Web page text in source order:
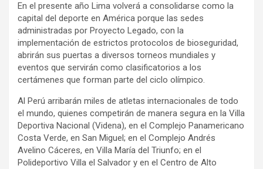
En el presente año Lima volverá a consolidarse como la
capital del deporte en América porque las sedes
administradas por Proyecto Legado, con la
implementación de estrictos protocolos de bioseguridad,
abrirán sus puertas a diversos torneos mundiales y
eventos que servirán como clasificatorios a los
certámenes que forman parte del ciclo olímpico.
Al Perú arribarán miles de atletas internacionales de todo
el mundo, quienes competirán de manera segura en la Villa
Deportiva Nacional (Videna), en el Complejo Panamericano
Costa Verde, en San Miguel; en el Complejo Andrés
Avelino Cáceres, en Villa María del Triunfo; en el
Polideportivo Villa el Salvador y en el Centro de Alto